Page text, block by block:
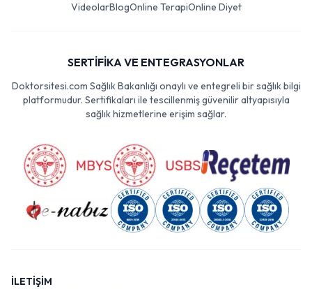
VideolarBlogOnline TerapiOnline Diyet
SERTİFİKA VE ENTEGRASYONLAR
Doktorsitesi.com Sağlık Bakanlığı onaylı ve entegreli bir sağlık bilgi
platformudur. Sertifikaları ile tescillenmiş güvenilir altyapısıyla
sağlık hizmetlerine erişim sağlar.
İLETİŞİM